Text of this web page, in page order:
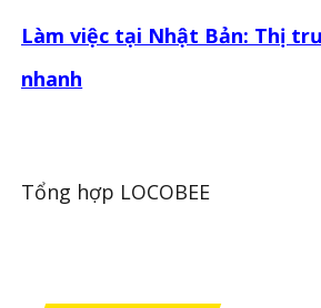
Làm việc tại Nhật Bản: Thị
nhanh
Tổng hợp LOCOBEE